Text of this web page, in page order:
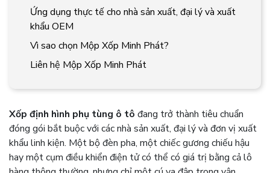
Ứng dụng thực tế cho nhà sản xuất, đại lý và xuất
khẩu OEM
Vì sao chọn Mộp Xốp Minh Phát?
Liên hệ Mộp Xốp Minh Phát
Xốp định hình phụ tùng ô tô đang trở thành tiêu chuẩn
đóng gói bắt buộc với các nhà sản xuất, đại lý và đơn vị xuất
khẩu linh kiện. Một bộ đèn pha, một chiếc gương chiếu hậu
hay một cụm điều khiển điện tử có thể có giá trị bằng cả lô